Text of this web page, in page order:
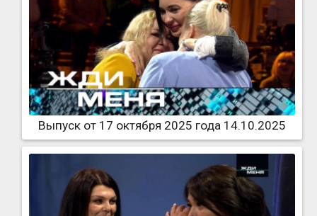
Выпуск от 17 октября 2025 года 14.10.2025